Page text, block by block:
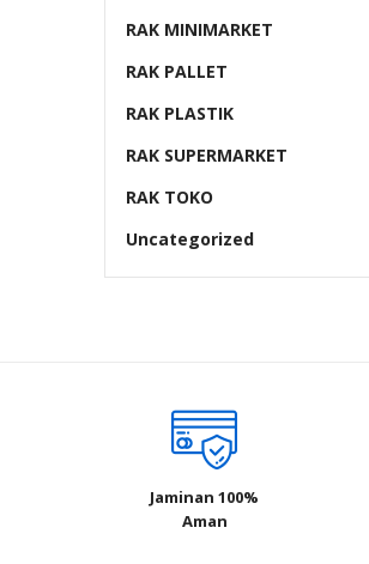
RAK MINIMARKET
RAK PALLET
RAK PLASTIK
RAK SUPERMARKET
RAK TOKO
Uncategorized
Jaminan 100%
Aman